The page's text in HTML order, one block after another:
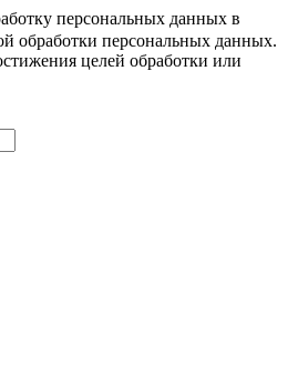
персональных данных в
обработки персональных данных.
целей обработки или